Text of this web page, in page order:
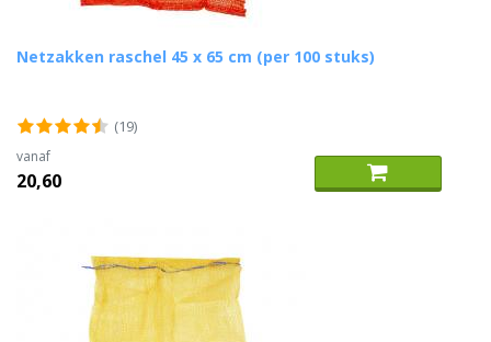
Netzakken raschel 45 x 65 cm (per 100 stuks)
(19)
vanaf
20,60